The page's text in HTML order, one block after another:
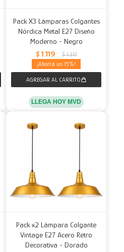
Pack X3 Lámparas Colgantes
Nórdica Metal E27 Diseño
Moderno - Negro
$ 1.119 $ 1.317
15
LLEGA HOY MVD
Pack x2 Lámpara Colgante
Vintage E27 Acero Retro
Decorativa - Dorado